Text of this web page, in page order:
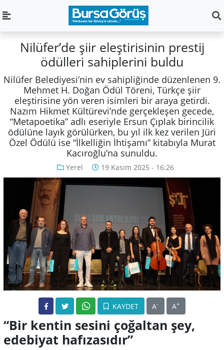
Nilüfer’de şiir eleştirisinin prestij
ödülleri sahiplerini buldu
Nilüfer Belediyesi’nin ev sahipliğinde düzenlenen 9.
Mehmet H. Doğan Ödül Töreni, Türkçe şiir
eleştirisine yön veren isimleri bir araya getirdi.
Nazım Hikmet Kültürevi’nde gerçekleşen gecede,
“Metapoetika” adlı eseriyle Ersun Çıplak birincilik
ödülüne layık görülürken, bu yıl ilk kez verilen Jüri
Özel Ödülü ise “İlkelliğin İhtişamı” kitabıyla Murat
Kacıroğlu’na sunuldu.
Yerel 19 Kasım 2025 - 16:26
KAYDET A- A+
“Bir kentin sesini çoğaltan şey,
edebiyat hafızasıdır”